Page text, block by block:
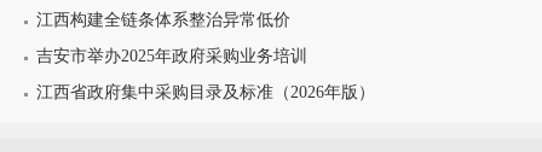
江西构建全链条体系整治异常低价
吉安市举办2025年政府采购业务培训
江西省政府集中采购目录及标准（2026年版）